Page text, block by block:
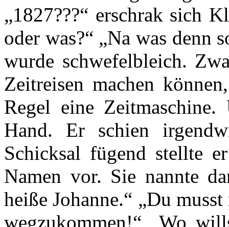
„1827???“ erschrak sich
oder was?“ „Na was denn
wurde schwefelbleich.
Zeitreisen machen
Regel eine
Hand. Er schien
Schicksal fügend stellte
Namen vor. Sie nannte
heiße Johanne.“ „Du
wegzukommen!“ „Wo